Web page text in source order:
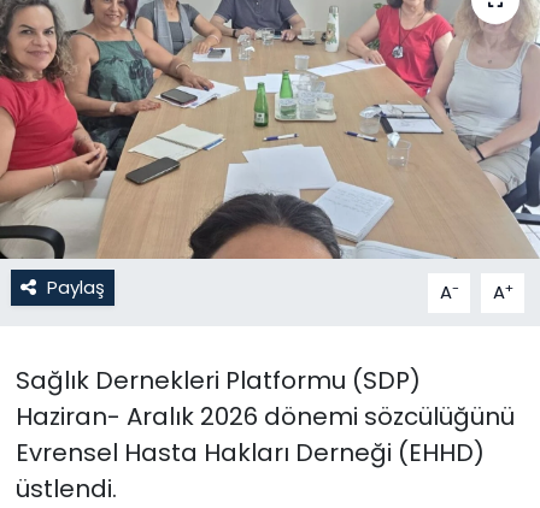
Paylaş A- A+
Sağlık Dernekleri Platformu (SDP)
Haziran- Aralık 2026 dönemi sözcülüğünü
Evrensel Hasta Hakları Derneği (EHHD)
üstlendi.
Kültür Sanat
Magazin
Moda
Nöbetçi Eczaneler
Otomobil Dünyası
SAĞLIK
Spor